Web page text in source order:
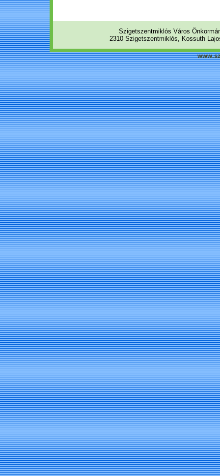
Szigetszentmiklós Város
2310 Szigetszentmiklós, Kossuth